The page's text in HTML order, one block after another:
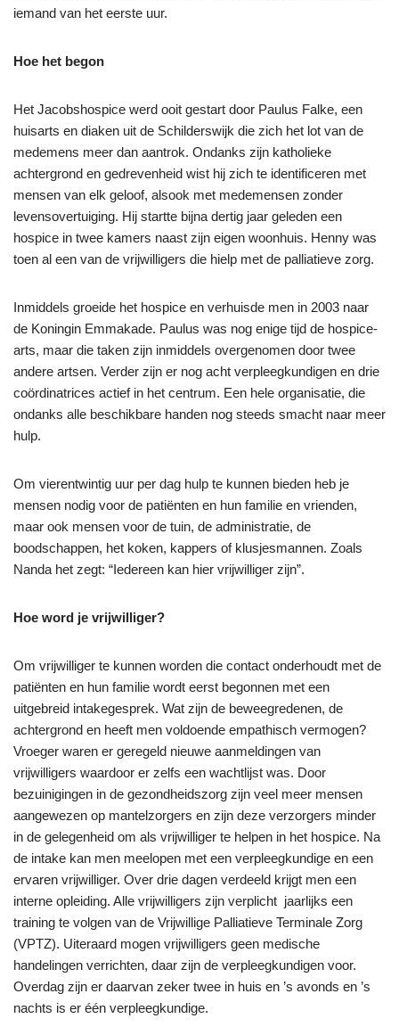
iemand van het eerste uur.
Hoe het begon
Het Jacobshospice werd ooit gestart door Paulus Falke, een
huisarts en diaken uit de Schilderswijk die zich het lot van de
medemens meer dan aantrok. Ondanks zijn katholieke
achtergrond en gedrevenheid wist hij zich te identificeren met
mensen van elk geloof, alsook met medemensen zonder
levensovertuiging. Hij startte bijna dertig jaar geleden een
hospice in twee kamers naast zijn eigen woonhuis. Henny was
toen al een van de vrijwilligers die hielp met de palliatieve zorg.
Inmiddels groeide het hospice en verhuisde men in 2003 naar
de Koningin Emmakade. Paulus was nog enige tijd de hospice-
arts, maar die taken zijn inmiddels overgenomen door twee
andere artsen. Verder zijn er nog acht verpleegkundigen en drie
coördinatrices actief in het centrum. Een hele organisatie, die
ondanks alle beschikbare handen nog steeds smacht naar meer
hulp.
Om vierentwintig uur per dag hulp te kunnen bieden heb je
mensen nodig voor de patiënten en hun familie en vrienden,
maar ook mensen voor de tuin, de administratie, de
boodschappen, het koken, kappers of klusjesmannen. Zoals
Nanda het zegt: “Iedereen kan hier vrijwilliger zijn”.
Hoe word je vrijwilliger?
Om vrijwilliger te kunnen worden die contact onderhoudt met de
patiënten en hun familie wordt eerst begonnen met een
uitgebreid intakegesprek. Wat zijn de beweegredenen, de
achtergrond en heeft men voldoende empathisch vermogen?
Vroeger waren er geregeld nieuwe aanmeldingen van
vrijwilligers waardoor er zelfs een wachtlijst was. Door
bezuinigingen in de gezondheidszorg zijn veel meer mensen
aangewezen op mantelzorgers en zijn deze verzorgers minder
in de gelegenheid om als vrijwilliger te helpen in het hospice. Na
de intake kan men meelopen met een verpleegkundige en een
ervaren vrijwilliger. Over drie dagen verdeeld krijgt men een
interne opleiding. Alle vrijwilligers zijn verplicht jaarlijks een
training te volgen van de Vrijwillige Palliatieve Terminale Zorg
(VPTZ). Uiteraard mogen vrijwilligers geen medische
handelingen verrichten, daar zijn de verpleegkundigen voor.
Overdag zijn er daarvan zeker twee in huis en ’s avonds en ’s
nachts is er één verpleegkundige.